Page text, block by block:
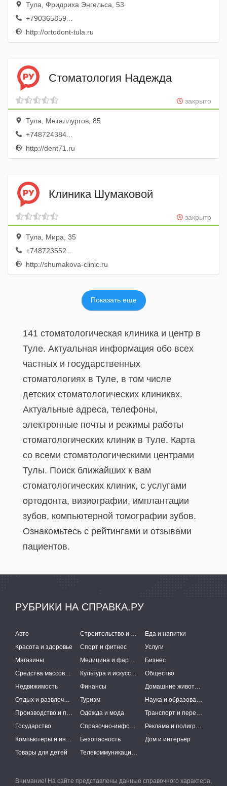
Тула, Фридриха Энгельса, 53
+790365859...
http://ortodont-tula.ru
Стоматология Надежда
закрыто
Тула, Металлургов, 85
+748724384...
http://dent71.ru
Клиника Шумаковой
закрыто
Тула, Мира, 35
+748723552...
http://shumakova-clinic.ru
Показать еще
141 стоматологическая клиника и центр в
Туле. Актуальная информация обо всех
частных и государственных
стоматологиях в Туле, в том числе
детских стоматологических клиниках.
Актуальные адреса, телефоны,
электронные почты и режимы работы
стоматологических клиник в Туле. Карта
со всеми стоматологическими центрами
Тулы. Поиск ближайших к вам
стоматологических клиник, с услугами
ортодонта, визиографии, имплантации
зубов, компьютерной томографии зубов.
Ознакомьтесь с рейтингами и отзывами
пациентов.
РУБРИКИ НА СПРАВКА.РУ
Авто Строительство и ремонт
Еда и напитки
Красота и здоровье
Спорт и фитнес
Услуги
Магазины
Медицина и фармацевтика
Бизнес
Средства массовой информации
Культура и искусство
Общество
Недвижимость
Финансы
Домашние животные
Отдых и развлечения
Туризм
Наука и образование
Производство и поставки
Одежда и мода
Транспорт и перевозки
Государство
Справочно-информационные системы
Реклама и полиграфия
Компьютеры и интернет
Безопасность
Дом и интерьер
Товары для детей
Телекоммуникации и связь
Внимание! На сайте представлены данные справочного характера,